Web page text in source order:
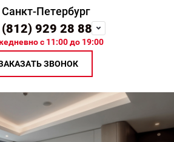
Санкт-Петербург
929 28 88
с 11:00 до 19:00
ЗВОНОК